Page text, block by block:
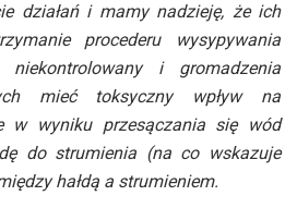
działań i mamy nadzieję, że ich
procederu wysypywania
i gromadzenia
mieć toksyczny wpływ na
w wyniku przesączania się wód
do strumienia (na co wskazuje
hałdą a strumieniem.